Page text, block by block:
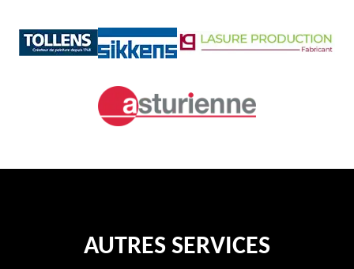
AUTRES SERVICES